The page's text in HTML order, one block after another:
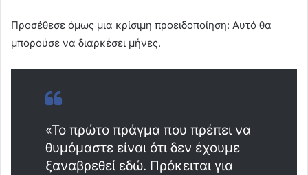
Προσέθεσε όμως μια κρίσιμη προειδοποίηση: Αυτό θα
μπορούσε να διαρκέσει μήνες.
«Το πρώτο πράγμα που πρέπει να
θυμόμαστε είναι ότι δεν έχουμε
ξαναβρεθεί εδώ. Πρόκειται για